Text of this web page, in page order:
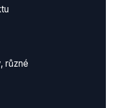
různé